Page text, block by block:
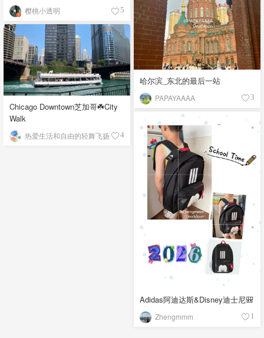
樱桃小透明 5
哈尔滨_东北的最后一站
PAPAYAAAA 3
Chicago Downtown芝加哥☘️City
Walk
热爱生活和自由的轻舞飞扬 4
Adidas阿迪达斯&Disney迪士尼🎒
Zhengmmm 1